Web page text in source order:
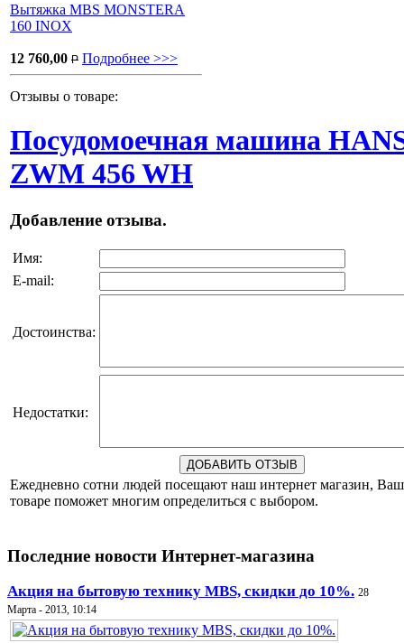
Вытяжка MBS MONSTERA
160 INOX
12 760,00 P Подробнее >>>
Отзывы о товаре:
Посудомоечная машина
ZWM 456 WH
Добавление отзыва.
Имя:
E-mail:
Достоинства:
Недостатки:
Ежедневно сотни людей посещают наш интернет магазин,
товаре поможет многим определиться с выбором.
Последние новости Интернет-магазина
Акция на бытовую технику MBS, скидки до 10%. 28
Марта - 2013, 10:14